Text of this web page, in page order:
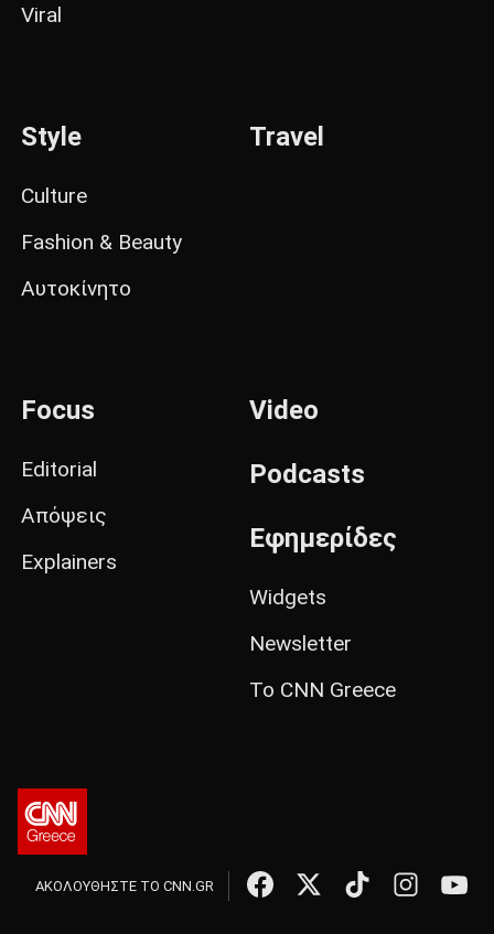
Viral
Style
Culture
Fashion & Beauty
Αυτοκίνητο
Travel
Focus
Editorial
Απόψεις
Explainers
Video
Podcasts
Εφημερίδες
Widgets
Newsletter
Το CNN Greece
ΑΚΟΛΟΥΘΗΣΤΕ ΤΟ CNN.GR